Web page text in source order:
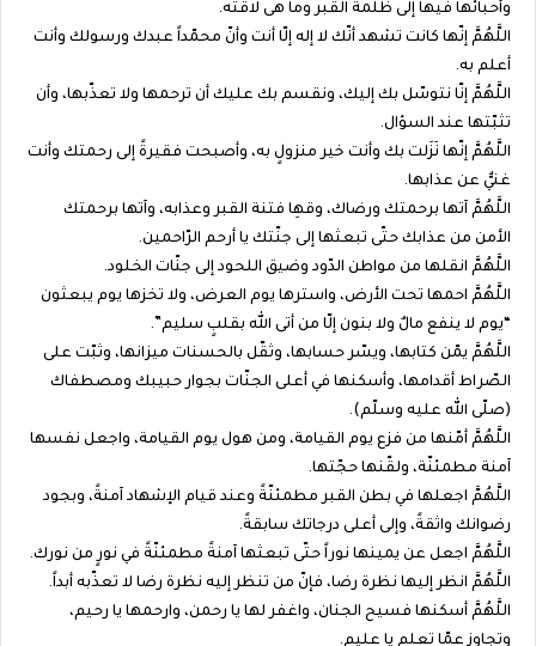
وأحبائها فيها إلى ظلمة القبر وما هى لاقته.
اللَّهُمَّ إنّها كانت تشهد أنّك لا إله إلّا أنت وأنّ محمّداً عبدك ورسولك وأنت
أعلم به.
اللَّهُمَّ إنّا نتوسّل بك إليك، ونقسم بك عليك أن ترحمها ولا تعذّبها، وأن
تثبّتها عند السؤال.
اللَّهُمَّ إنّها نَزَلت بك وأنت خير منزولٍ به، وأصبحت فقيرةً إلى رحمتك وأنت
غنيٌّ عن عذابها.
اللَّهُمَّ آتها برحمتك ورضاك، وقهِا فتنة القبر وعذابه، وآتها برحمتك
الأمن من عذابك حتّى تبعثها إلى جنّتك يا أرحم الرّاحمين.
اللَّهُمَّ انقلها من مواطن الدّود وضيق اللحود إلى جنّات الخلود.
اللَّهُمَّ احمها تحت الأرض، واسترها يوم العرض، ولا تخزها يوم يبعثون
“يوم لا ينفع مالٌ ولا بنون إلّا من أتى الله بقلبٍ سليم”.
اللَّهُمَّ يمّن كتابها، ويسّر حسابها، وثقّل بالحسنات ميزانها، وثبّت على
الصّراط أقدامها، وأسكنها في أعلى الجنّات بجوار حبيبك ومصطفاك
(صلّى الله عليه وسلّم).
اللَّهُمَّ أمّنها من فزع يوم القيامة، ومن هول يوم القيامة، واجعل نفسها
آمنة مطمئنّة، ولقّنها حجّتها.
اللَّهُمَّ اجعلها في بطن القبر مطمئنّةً وعند قيام الإشهاد آمنةً، وبجود
رضوانك واثقةً، وإلى أعلى درجاتك سابقةً.
اللَّهُمَّ اجعل عن يمينها نوراً حتّى تبعثها آمنةً مطمئنّةً في نورٍ من نورك.
اللَّهُمَّ انظر إليها نظرة رضا، فإنّ من تنظر إليه نظرة رضا لا تعذّبه أبداً.
اللَّهُمَّ أسكنها فسيح الجنان، واغفر لها يا رحمن، وارحمها يا رحيم،
وتجاوز عمّا تعلم يا عليم.